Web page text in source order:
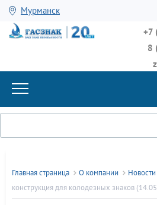
Мурманск
+7
8
Главная страница О компании Новости
конструкция для колодезных знаков